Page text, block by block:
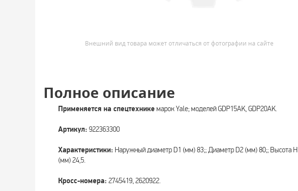
Внешний вид товара может отличаться от фотографии на сайте
Полное описание
Применяется на спецтехнике марок Yale; моделей GDP15AK, GDP20AK.
Артикул: 922363300
Характеристики: Наружный диаметр D1 (мм) 83;; Диаметр D2 (мм) 80;; Высота H
(мм) 24,5.
Кросс-номера: 2745419, 2620922.